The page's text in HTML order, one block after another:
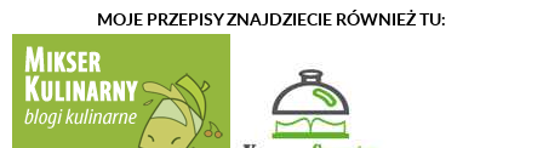
MOJE PRZEPISY ZNAJDZIECIE RÓWNIEŻ TU: